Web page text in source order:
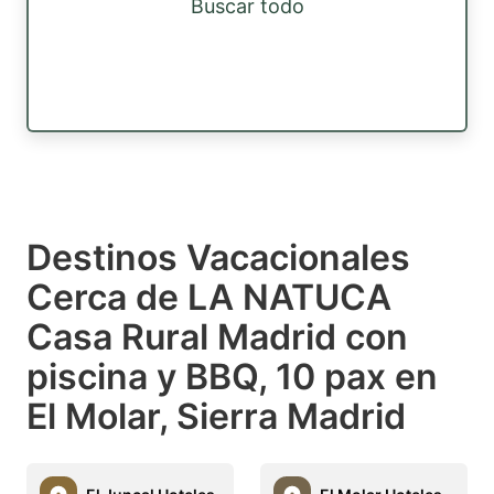
Buscar todo
Destinos Vacacionales
Cerca de LA NATUCA
Casa Rural Madrid con
piscina y BBQ, 10 pax en
El Molar, Sierra Madrid